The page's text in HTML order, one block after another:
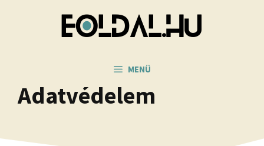
MENÜ
Adatvédelem